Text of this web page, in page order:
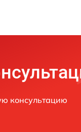
консультацию